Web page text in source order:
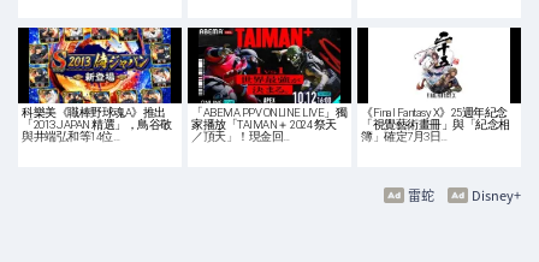
科樂美《職棒野球魂A》推出
「2013 JAPAN 精選」，鳥谷敬
與井端弘和等14位…
「ABEMA PPV ONLINE LIVE」獨
家播放「TAIMAN＋ 2024 祭天
／頂天」！現金回…
《Final Fantasy X》25週年紀念
「視覺藝術畫冊」與「紀念相
簿」確定7月3日…
Disney+
雷蛇